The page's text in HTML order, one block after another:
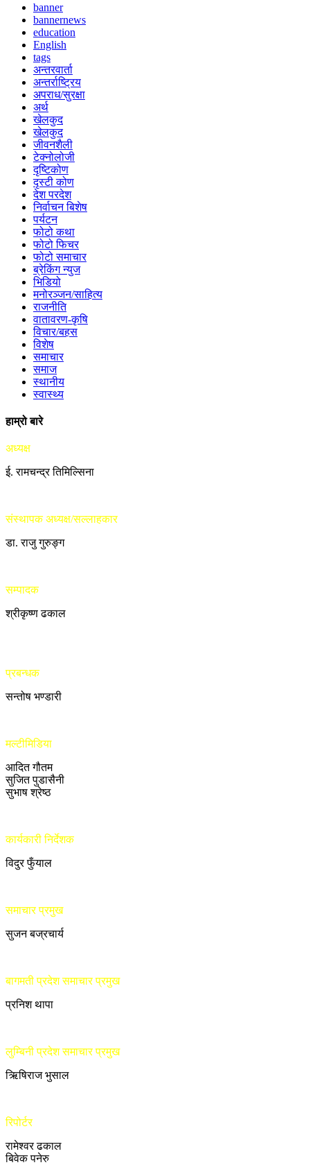
banner
bannernews
education
English
tags
अन्तरवार्ता
अन्तर्राष्ट्रिय
अपराध/सुरक्षा
अर्थ
खेलकुद
खेलकुद
जीवनशैली
टेक्नोलोजी
दृष्टिकोण
दृस्टी कोण
देश परदेश
निर्वाचन बिशेष
पर्यटन
फोटो कथा
फोटो फिचर
फोटो समाचार
ब्रेकिंग न्युज
भिडियो
मनोरञ्जन/साहित्य
राजनीति
वातावरण-कृषि
विचार/बहस
विशेष
समाचार
समाज
स्थानीय
स्वास्थ्य
हाम्रो बारे
अध्यक्ष
ई. रामचन्द्र तिमिल्सिना
संस्थापक अध्यक्ष/सल्लाहकार
डा. राजु गुरुङ्ग
सम्पादक
श्रीकृष्ण ढकाल
प्रबन्धक
सन्तोष भण्डारी
मल्टीमिडिया
आदित गौतम
सुजित पुडासैनी
सुभाष श्रेष्ठ
कार्यकारी निर्देशक
विदुर फुँयाल
समाचार प्रमुख
सुजन बज्रचार्य
बागमती प्रदेश समाचार प्रमुख
प्रनिश थापा
लुम्बिनी प्रदेश समाचार प्रमुख
ऋिषिराज भुसाल
रिपोर्टर
रामेश्वर ढकाल
बिवेक पनेरु